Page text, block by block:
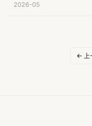
络等核心知识点。包含真实
2026-05
← 上